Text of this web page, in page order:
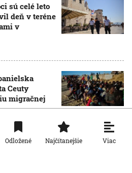
sú celé leto
deň v teréne
v
Ceuty
migračnej
vyhodila
Odložené Najčítanejšie Viac